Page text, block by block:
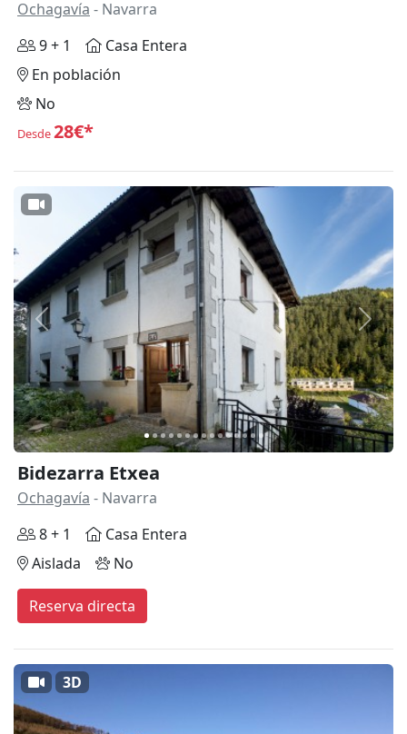
Ochagavía - Navarra
9 + 1
Casa Entera
En población
No
Desde28€*
Anterior
Bidezarra Etxea
Ochagavía - Navarra
8 + 1
Casa Entera
Aislada
No
Reserva directa
3D